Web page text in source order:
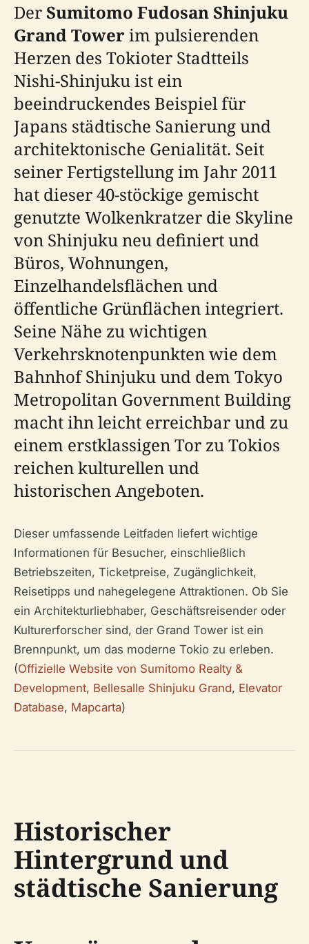
DerSumitomo Fudosan Shinjuku
Grand Towerim pulsierenden
Herzen des Tokioter Stadtteils
Nishi-Shinjuku ist ein
beeindruckendes Beispiel für
Japans städtische Sanierung und
architektonische Genialität. Seit
seiner Fertigstellung im Jahr 2011
hat dieser 40-stöckige gemischt
genutzte Wolkenkratzer die Skyline
von Shinjuku neu definiert und
Büros, Wohnungen,
Einzelhandelsflächen und
öffentliche Grünflächen integriert.
Seine Nähe zu wichtigen
Verkehrsknotenpunkten wie dem
Bahnhof Shinjuku und dem Tokyo
Metropolitan Government Building
macht ihn leicht erreichbar und zu
einem erstklassigen Tor zu Tokios
reichen kulturellen und
historischen Angeboten.
Dieser umfassende Leitfaden liefert wichtige
Informationen für Besucher, einschließlich
Betriebszeiten, Ticketpreise, Zugänglichkeit,
Reisetipps und nahegelegene Attraktionen. Ob Sie
ein Architekturliebhaber, Geschäftsreisender oder
Kulturerforscher sind, der Grand Tower ist ein
Brennpunkt, um das moderne Tokio zu erleben.
(Offizielle Website von Sumitomo Realty &
Development, Bellesalle Shinjuku Grand, Elevator
Database, Mapcarta)
Historischer
Hintergrund und
städtische Sanierung